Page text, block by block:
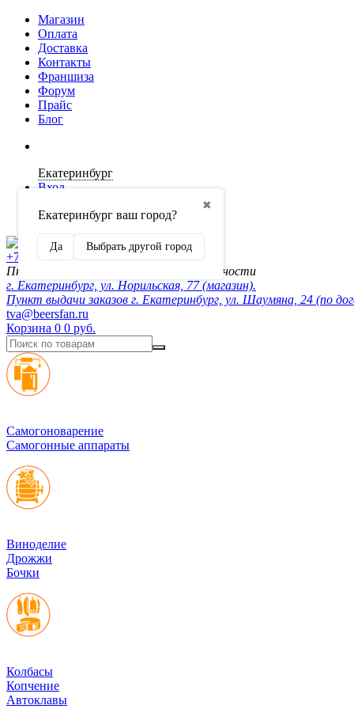
Магазин
Оплата
Доставка
Контакты
Франшиза
Форум
Прайс
Блог
Екатеринбург
✖
Екатеринбург ваш город?
Да Выбрать другой город
Вход
Регистрация
+7 (902) 872-54-70
Пн-Пт 10:00-20:00, сб-вск по договорённости
г. Екатеринбург, ул. Норильская, 77 (магазин).
Пункт выдачи заказов г. Екатеринбург, ул. Шаумяна, 24 (по
tva@beersfan.ru
Корзина 0 0 руб.
Cамогоноварение
Самогонные аппараты
Виноделие
Дрожжи
Бочки
Колбасы
Копчение
Автоклавы